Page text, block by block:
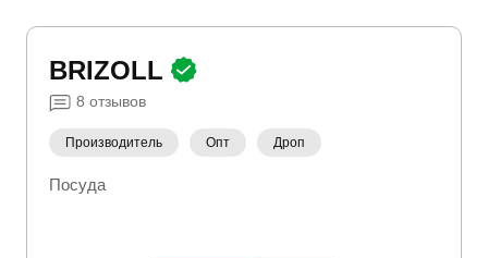
BRIZOLL
8 отзывов
Производитель Опт Дроп
Посуда